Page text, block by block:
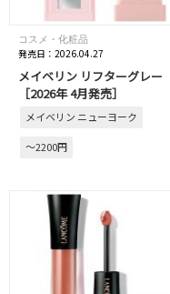
コスメ・化粧品
発売日：2026.04.27
メイベリン リフターグレー
［2026年 4月発売］
メイベリン ニューヨーク
～2200円